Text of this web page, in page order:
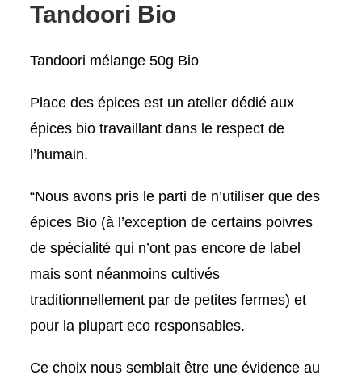
Tandoori Bio
Tandoori mélange 50g Bio
Place des épices est un atelier dédié aux
épices bio travaillant dans le respect de
l’humain.
“Nous avons pris le parti de n’utiliser que des
épices Bio (à l’exception de certains poivres
de spécialité qui n’ont pas encore de label
mais sont néanmoins cultivés
traditionnellement par de petites fermes) et
pour la plupart eco responsables.
Ce choix nous semblait être une évidence au